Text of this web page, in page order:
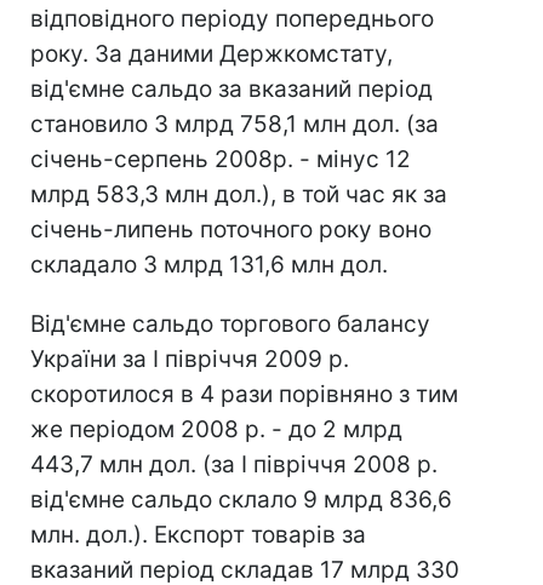
відповідного періоду попереднього
року. За даними Держкомстату,
від'ємне сальдо за вказаний період
становило 3 млрд 758,1 млн дол. (за
січень-серпень 2008р. - мінус 12
млрд 583,3 млн дол.), в той час як за
січень-липень поточного року воно
складало 3 млрд 131,6 млн дол.
Від'ємне сальдо торгового балансу
України за I півріччя 2009 р.
скоротилося в 4 рази порівняно з тим
же періодом 2008 р. - до 2 млрд
443,7 млн дол. (за I півріччя 2008 р.
від'ємне сальдо склало 9 млрд 836,6
млн. дол.). Експорт товарів за
вказаний період складав 17 млрд 330